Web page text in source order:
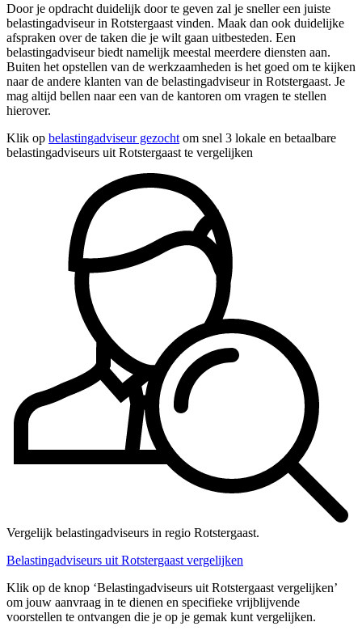
Door je opdracht duidelijk door te geven zal je sneller een juiste
belastingadviseur in Rotstergaast vinden. Maak dan ook duidelijke
afspraken over de taken die je wilt gaan uitbesteden. Een
belastingadviseur biedt namelijk meestal meerdere diensten aan.
Buiten het opstellen van de werkzaamheden is het goed om te kijken
naar de andere klanten van de belastingadviseur in Rotstergaast. Je
mag altijd bellen naar een van de kantoren om vragen te stellen
hierover.
Klik op belastingadviseur gezocht om snel 3 lokale en betaalbare
belastingadviseurs uit Rotstergaast te vergelijken
Vergelijk belastingadviseurs in regio Rotstergaast.
Belastingadviseurs uit Rotstergaast vergelijken
Klik op de knop ‘Belastingadviseurs uit Rotstergaast vergelijken’
om jouw aanvraag in te dienen en specifieke vrijblijvende
voorstellen te ontvangen die je op je gemak kunt vergelijken.